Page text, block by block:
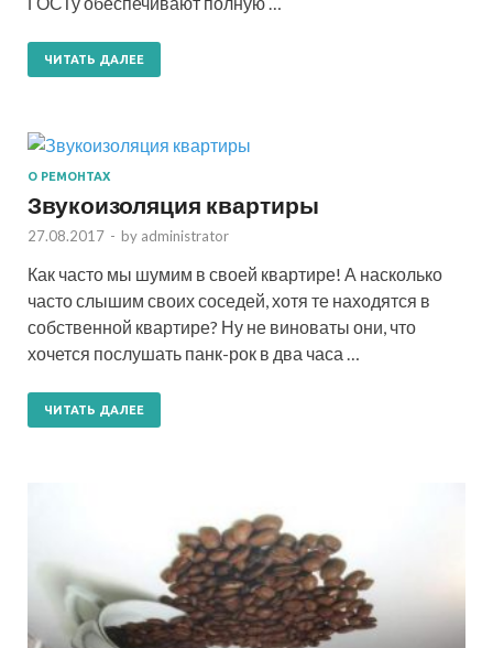
ЧИТАТЬ ДАЛЕЕ
О РЕМОНТАХ
Звукоизоляция квартиры
27.08.2017 - by administrator
Как часто мы шумим в своей квартире! А насколько
часто слышим своих соседей, хотя те находятся в
собственной квартире? Ну не виноваты они, что
хочется послушать панк-рок в два часа …
ЧИТАТЬ ДАЛЕЕ